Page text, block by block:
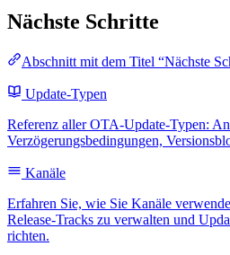
Nächste Schritte
Abschnitt mit dem Titel “Nächste
Update-Typen
Referenz aller OTA-Update-Typen:
Verzögerungsbedingungen,
Kanäle
Erfahren Sie, wie Sie Kanäle
Release-Tracks zu verwalten und
richten.